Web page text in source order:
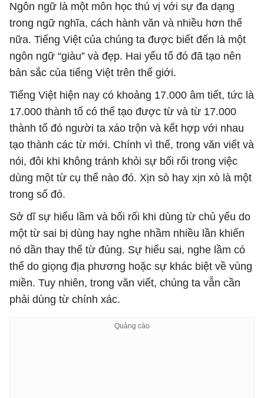
Ngôn ngữ là một môn học thú vị với sự đa dạng
trong ngữ nghĩa, cách hành văn và nhiều hơn thế
nữa. Tiếng Việt của chúng ta được biết đến là một
ngôn ngữ “giàu” và đẹp. Hai yếu tố đó đã tạo nên
bản sắc của tiếng Việt trên thế giới.
Tiếng Việt hiện nay có khoảng 17.000 âm tiết, tức là
17.000 thành tố có thể tạo được từ và từ 17.000
thành tố đó người ta xáo trộn và kết hợp với nhau
tạo thành các từ mới. Chính vì thế, trong văn viết và
nói, đôi khi không tránh khỏi sự bối rối trong việc
dùng một từ cụ thể nào đó. Xịn sò hay xịn xò là một
trong số đó.
Sở dĩ sự hiểu lầm và bối rối khi dùng từ chủ yếu do
một từ sai bị dùng hay nghe nhầm nhiều lần khiến
nó dần thay thế từ đúng. Sự hiểu sai, nghe lầm có
thể do giọng địa phương hoặc sự khác biệt về vùng
miền. Tuy nhiên, trong văn viết, chúng ta vẫn cần
phải dùng từ chính xác.